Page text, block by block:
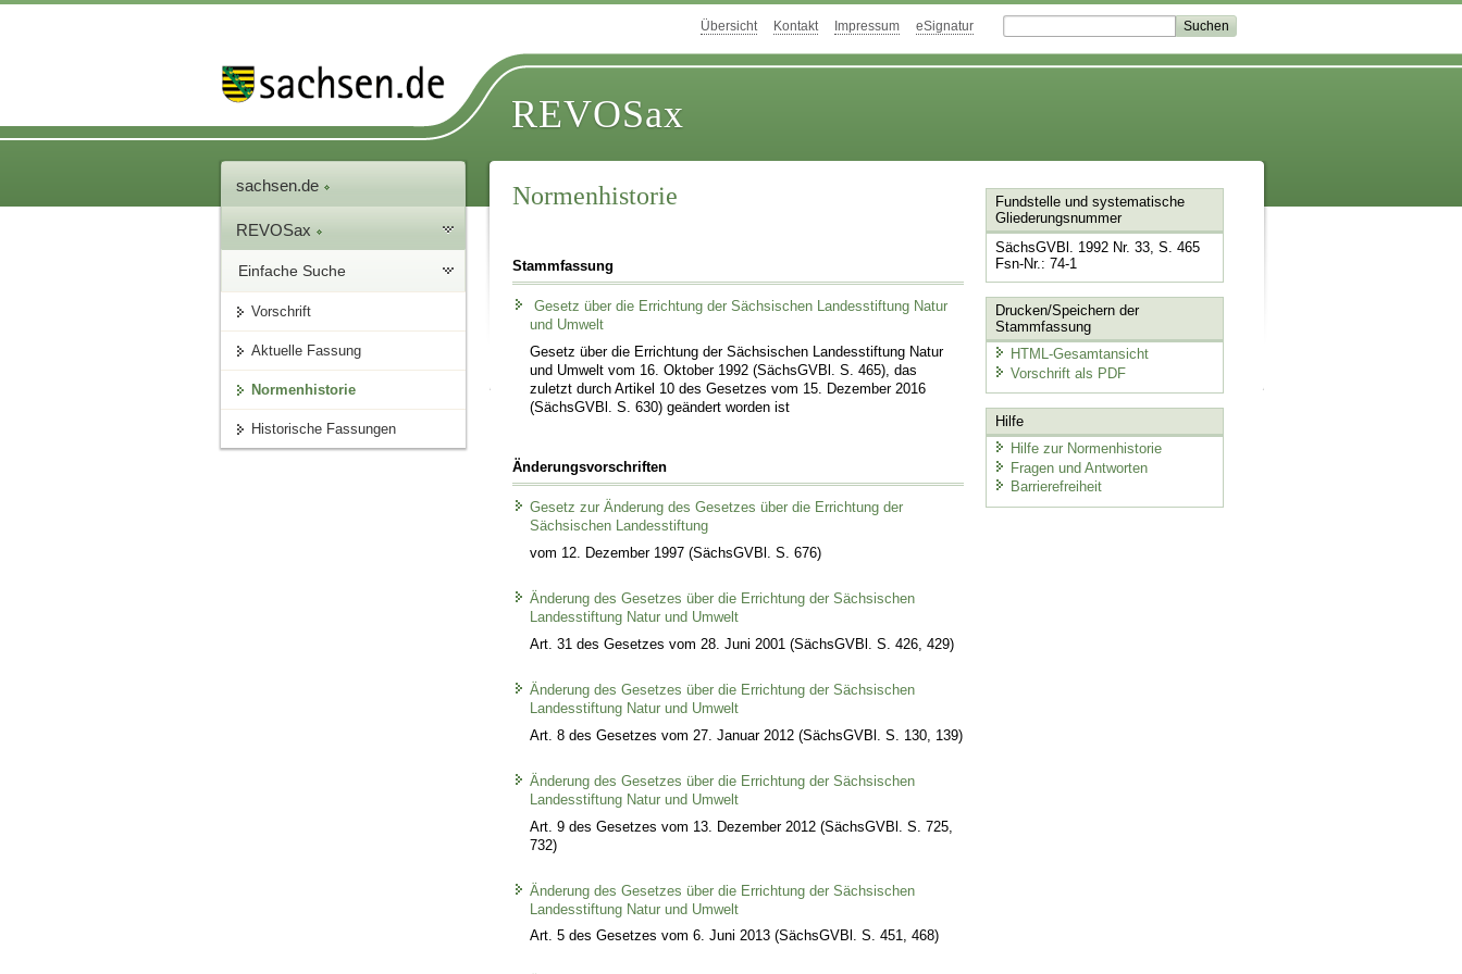
Übersicht Kontakt Impressum eSignatur
REVOSax
sachsen.de
REVOSax
Einfache Suche
Vorschrift
Aktuelle Fassung
Normenhistorie
Historische Fassungen
Normenhistorie
Stammfassung
Gesetz über die Errichtung der Sächsischen Landesstiftung Natur
und Umwelt
Gesetz über die Errichtung der Sächsischen Landesstiftung Natur
und Umwelt vom 16. Oktober 1992 (SächsGVBl. S. 465), das
zuletzt durch Artikel 10 des Gesetzes vom 15. Dezember 2016
(SächsGVBl. S. 630) geändert worden ist
Änderungsvorschriften
Gesetz zur Änderung des Gesetzes über die Errichtung der
Sächsischen Landesstiftung
vom 12. Dezember 1997 (SächsGVBl. S. 676)
Änderung des Gesetzes über die Errichtung der Sächsischen
Landesstiftung Natur und Umwelt
Art. 31 des Gesetzes vom 28. Juni 2001 (SächsGVBl. S. 426, 429)
Änderung des Gesetzes über die Errichtung der Sächsischen
Landesstiftung Natur und Umwelt
Art. 8 des Gesetzes vom 27. Januar 2012 (SächsGVBl. S. 130, 139)
Änderung des Gesetzes über die Errichtung der Sächsischen
Landesstiftung Natur und Umwelt
Art. 9 des Gesetzes vom 13. Dezember 2012 (SächsGVBl. S. 725,
732)
Änderung des Gesetzes über die Errichtung der Sächsischen
Landesstiftung Natur und Umwelt
Art. 5 des Gesetzes vom 6. Juni 2013 (SächsGVBl. S. 451, 468)
Fundstelle und systematische
Gliederungsnummer
SächsGVBl. 1992 Nr. 33, S. 465
Fsn-Nr.: 74-1
Drucken/Speichern der
Stammfassung
HTML-Gesamtansicht
Vorschrift als PDF
Hilfe
Hilfe zur Normenhistorie
Fragen und Antworten
Barrierefreiheit